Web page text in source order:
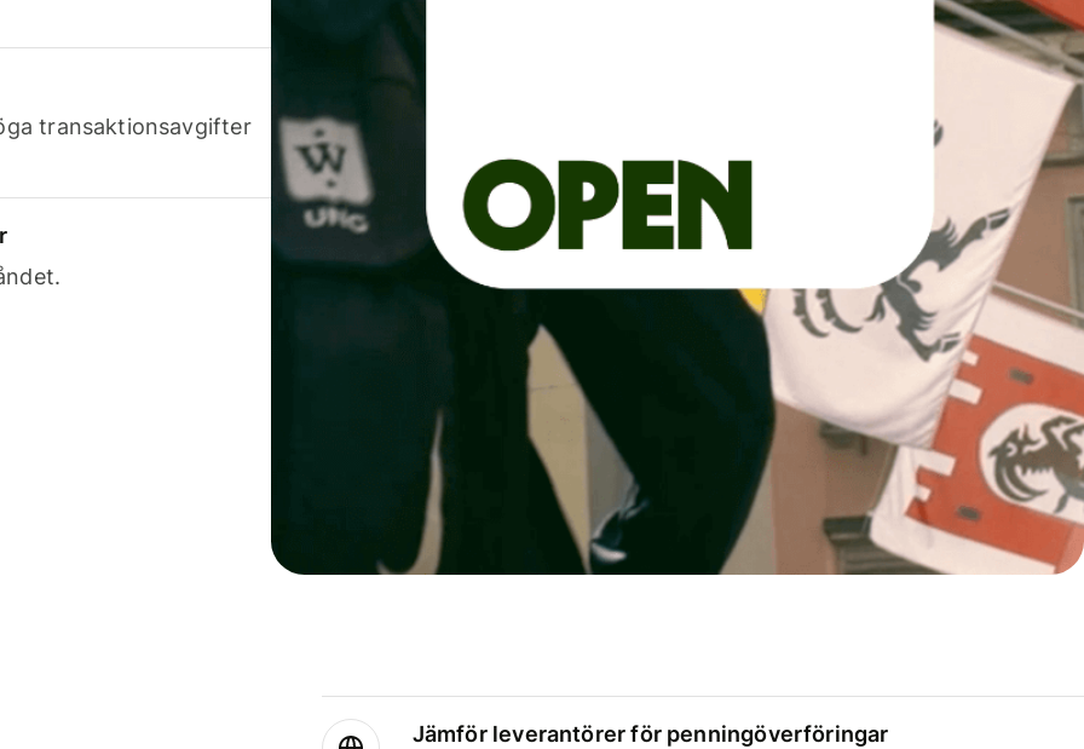
transaktionsavgifter
Jämför leverantörer för penningöverföringar